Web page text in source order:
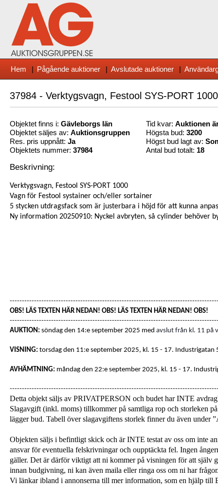
Hem | Pågående auktioner | Avslutade auktioner |
37984 - Verktygsvagn, Festool SYS-PORT 1000
Objektet finns i: Gävleborgs län
Objektet säljes av: Auktionsgruppen
Res. pris uppnått: Ja
Objektets nummer: 37984
Tid kvar: Auktionen
Högsta bud: 3200
Högst bud lagt av:
Antal bud totalt: 18
Beskrivning:
Verktygsvagn, Festool SYS-PORT 1000
Vagn för Festool systainer och/eller sortainer
5 stycken utdragsfack som är justerbara i höjd för att kunna
Ny information 20250910: Nyckel avbryten, så cylinder behöver
OBS! LÄS TEXTEN HÄR NEDAN! OBS! LÄS TEXTEN HÄR NEDAN! OBS!
AUKTION: söndag den 14:e september 2025 med avslut från kl. 11 på
VISNING: torsdag den 11:e september 2025, kl. 15 - 17. Industrigatan
AVHÄMTNING: måndag den 22:e september 2025, kl. 15 - 17.
Detta objekt säljs av PRIVATPERSON och budet har INTE
Slagavgift (inkl. moms) tillkommer på samtliga rop och storleken
lägger bud. Tabell över slagavgiftens storlek finner du även under
Objekten säljs i befintligt skick och är INTE testat av oss om inte
ansvar för eventuella felskrivningar och oupptäckta fel. Ingen
gäller. Det är därför viktigt att ni kommer på visningen för att själv
innan budgivning, ni kan även maila eller ringa oss om ni har
Vi länkar ibland i annonserna till mer information, som en hjälp till